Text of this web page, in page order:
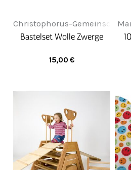
Christophorus-Gemeinschaft
Bastelset Wolle Zwerge
15,00 €